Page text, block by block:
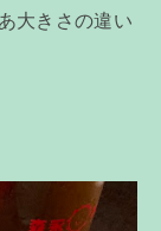
大きさの違い